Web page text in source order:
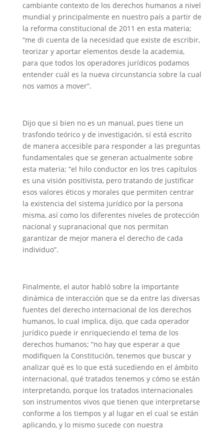
cambiante contexto de los derechos humanos a nivel
mundial y principalmente en nuestro país a partir de
la reforma constitucional de 2011 en esta materia;
“me di cuenta de la necesidad que existe de escribir,
teorizar y aportar elementos desde la academia,
para que todos los operadores jurídicos podamos
entender cuál es la nueva circunstancia sobre la cual
nos vamos a mover”.
Dijo que si bien no es un manual, pues tiene un
trasfondo teórico y de investigación, sí está escrito
de manera accesible para responder a las preguntas
fundamentales que se generan actualmente sobre
esta materia; “el hilo conductor en los tres capítulos
es una visión positivista, pero tratando de justificar
esos valores éticos y morales que permiten centrar
la existencia del sistema jurídico por la persona
misma, así como los diferentes niveles de protección
nacional y supranacional que nos permitan
garantizar de mejor manera el derecho de cada
individuo”.
Finalmente, el autor habló sobre la importante
dinámica de interacción que se da entre las diversas
fuentes del derecho internacional de los derechos
humanos, lo cual implica, dijo, que cada operador
jurídico puede ir enriqueciendo el tema de los
derechos humanos; “no hay que esperar a que
modifiquen la Constitución, tenemos que buscar y
analizar qué es lo que está sucediendo en el ámbito
internacional, qué tratados tenemos y cómo se están
interpretando, porque los tratados internacionales
son instrumentos vivos que tienen que interpretarse
conforme a los tiempos y al lugar en el cual se están
aplicando, y lo mismo sucede con nuestra